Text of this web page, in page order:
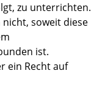
zu unterrichten.
soweit diese
ist.
ein Recht auf